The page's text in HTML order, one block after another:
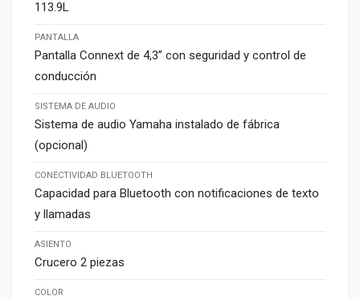
113.9L
PANTALLA
Pantalla Connext de 4,3” con seguridad y control de
conducción
SISTEMA DE AUDIO
Sistema de audio Yamaha instalado de fábrica
(opcional)
CONECTIVIDAD BLUETOOTH
Capacidad para Bluetooth con notificaciones de texto
y llamadas
ASIENTO
Crucero 2 piezas
COLOR